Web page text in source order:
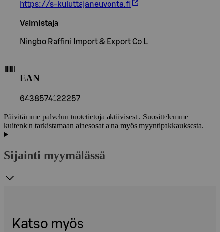
https://s-kuluttajaneuvonta.fi
Valmistaja
Ningbo Raffini Import & Export Co L
EAN
6438574122257
Päivitämme palvelun tuotetietoja aktiivisesti. Suosittelemme
kuitenkin tarkistamaan ainesosat aina myös myyntipakkauksesta.
Sijainti myymälässä
Katso myös